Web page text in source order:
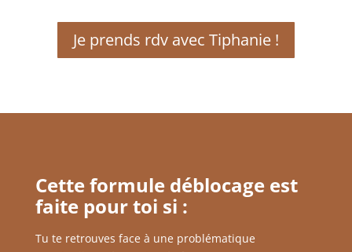
Je prends rdv avec Tiphanie !
Cette formule déblocage est
faite pour toi si :
Tu te retrouves face à une problématique